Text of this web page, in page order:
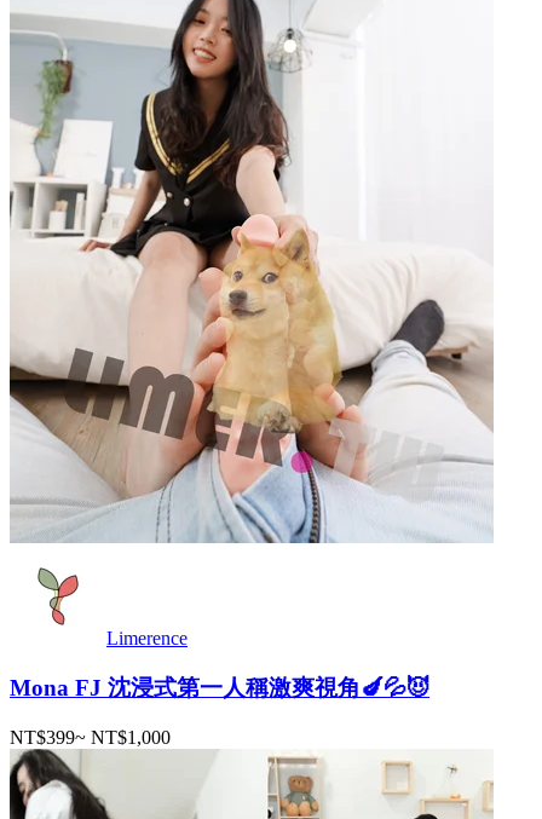
Limerence
Mona FJ 沈浸式第一人稱激爽視角🍆💦😈
NT$399~ NT$1,000